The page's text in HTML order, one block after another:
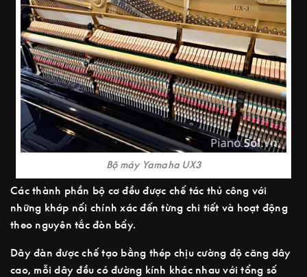
Bộ máy Yamaha UX3
Các thành phần bộ cơ đều được chế tác thủ công với
những khớp nối chính xác đến từng chi tiết và hoạt động
theo nguyên tắc đòn bẩy.
Dây đàn được chế tạo bằng thép chịu cường độ căng dây
cao, mỗi dây đều có đường kính khác nhau với tổng số